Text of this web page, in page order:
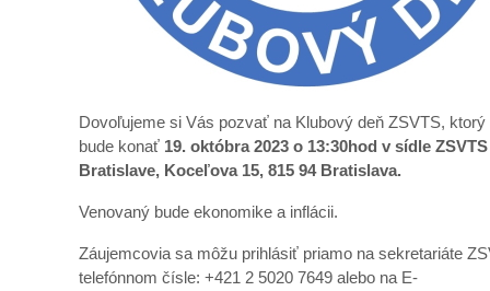
Dovoľujeme si Vás pozvať na Klubový deň ZSVTS, ktorý
bude konať 19. októbra 2023 o 13:30hod v sídle
Bratislave, Koceľova 15, 815 94 Bratislava.
Venovaný bude ekonomike a inflácii.
Záujemcovia sa môžu prihlásiť priamo na sekretariáte
telefónnom čísle: +421 2 5020 7649 alebo na E-